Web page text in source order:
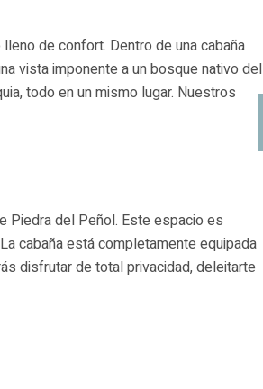
de confort. Dentro de una cabaña
vista imponente a un bosque nativo del
todo en un mismo lugar. Nuestros
Piedra del Peñol. Este espacio es
cabaña está completamente equipada
disfrutar de total privacidad, deleitarte